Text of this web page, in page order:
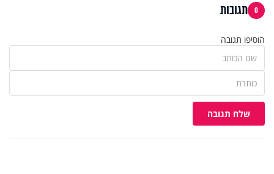
0 תגובות
הוסיפו תגובה
שלח תגובה